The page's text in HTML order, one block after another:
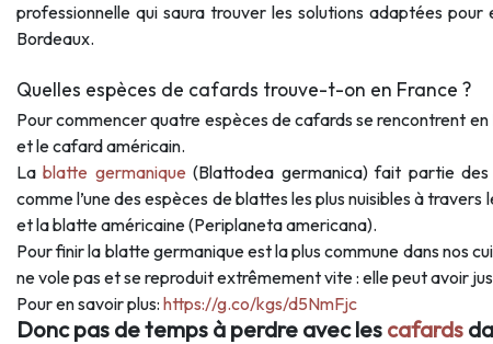
professionnelle qui saura trouver les solutions adaptées
Bordeaux.
Quelles espèces de cafards trouve-t-on en France ?
Pour commencer quatre espèces de cafards se rencontrent en
et le cafard américain.
Lablatte germanique (Blattodea germanica) fait partie
comme l’une des espèces de blattes les plus nuisibles à
et la blatte américaine (Periplaneta americana).
Pour finir la blatte germanique est la plus commune dans nos
ne vole pas et se reproduit extrêmement vite : elle peut avoir
Pour en savoir plus: https://g.co/kgs/d5NmFjc
Donc pas de temps à perdre avec les cafards